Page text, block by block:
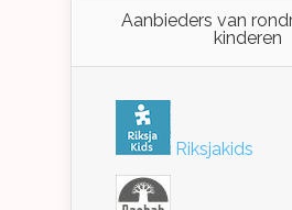
Aanbieders van
kinderen
Riksjakids